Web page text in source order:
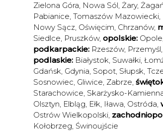
Zielona Góra, Nowa Sól, Żary,
Pabianice, Tomaszów Mazowiecki,
Nowy Sącz, Oświęcim, Chrzanów,
Siedlce, Pruszków, opolskie: Opole
podkarpackie: Rzeszów, Przemyśl,
podlaskie: Białystok, Suwałki,
Gdańsk, Gdynia, Sopot, Słupsk,
Sosnowiec, Gliwice, Zabrze,
Starachowice, Skarżysko-
Olsztyn, Elbląg, Ełk, Iława, Ostróda,
Ostrów Wielkopolski,
Kołobrzeg, Świnoujście